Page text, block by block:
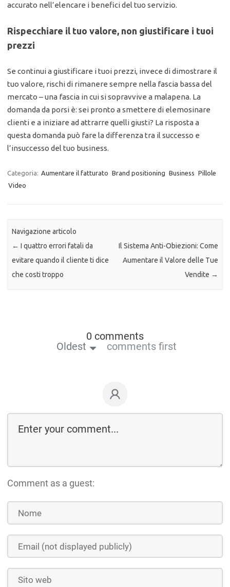
accurato nell’elencare i benefici del tuo servizio.
Rispecchiare il tuo valore, non giustificare i tuoi
prezzi
Se continui a giustificare i tuoi prezzi, invece di dimostrare il
tuo valore, rischi di rimanere sempre nella fascia bassa del
mercato – una fascia in cui si sopravvive a malapena. La
domanda da porsi è: sei pronto a smettere di elemosinare
clienti e a iniziare ad attrarre quelli giusti? La risposta a
questa domanda può fare la differenza tra il successo e
l’insuccesso del tuo business.
Categoria: Aumentare il fatturato Brand positioning Business Pillole
Video
Navigazione articolo
← I quattro errori fatali da
evitare quando il cliente ti dice
che costi troppo
Il Sistema Anti-Obiezioni: Come
Aumentare il Valore delle Tue
Vendite →
0 comments
Oldest
comments first
Comment as a guest: